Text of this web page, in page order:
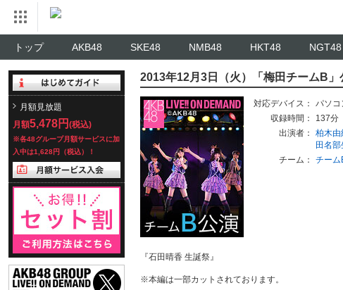
トップ AKB48 SKE48 NMB48 HKT48 NGT48
月額見放題
月額5,478円 (税込)
※各48グループ月額サービスに加
入中は1,628円（税込）！
2013年12月3日（火）「梅田チームB」
対応デバイス： パソコ
収録時間：
137分
出演者：
柏木由
田名
チーム：
チーム
『石田晴香 生誕祭』
※本編は一部カットされております。